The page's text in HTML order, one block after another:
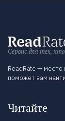
Сервис для тех,
ReadRate — место
поможет вам
Читайте